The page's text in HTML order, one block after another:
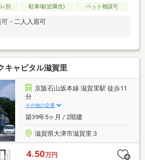
別
駐車場(近隣含) ペット相談可
・二人入居可
キャピタル滋賀里
京阪石山坂本線 滋賀里駅 徒歩11
分
その他の交通
築39年5ヶ月 / 2階建
滋賀県大津市滋賀里３
4.50万円